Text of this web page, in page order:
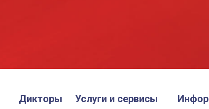
Дикторы Услуги и сервисы